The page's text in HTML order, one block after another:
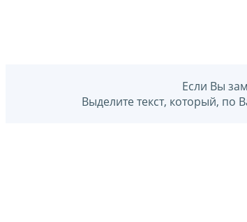
Если Вы
Выделите текст, который,